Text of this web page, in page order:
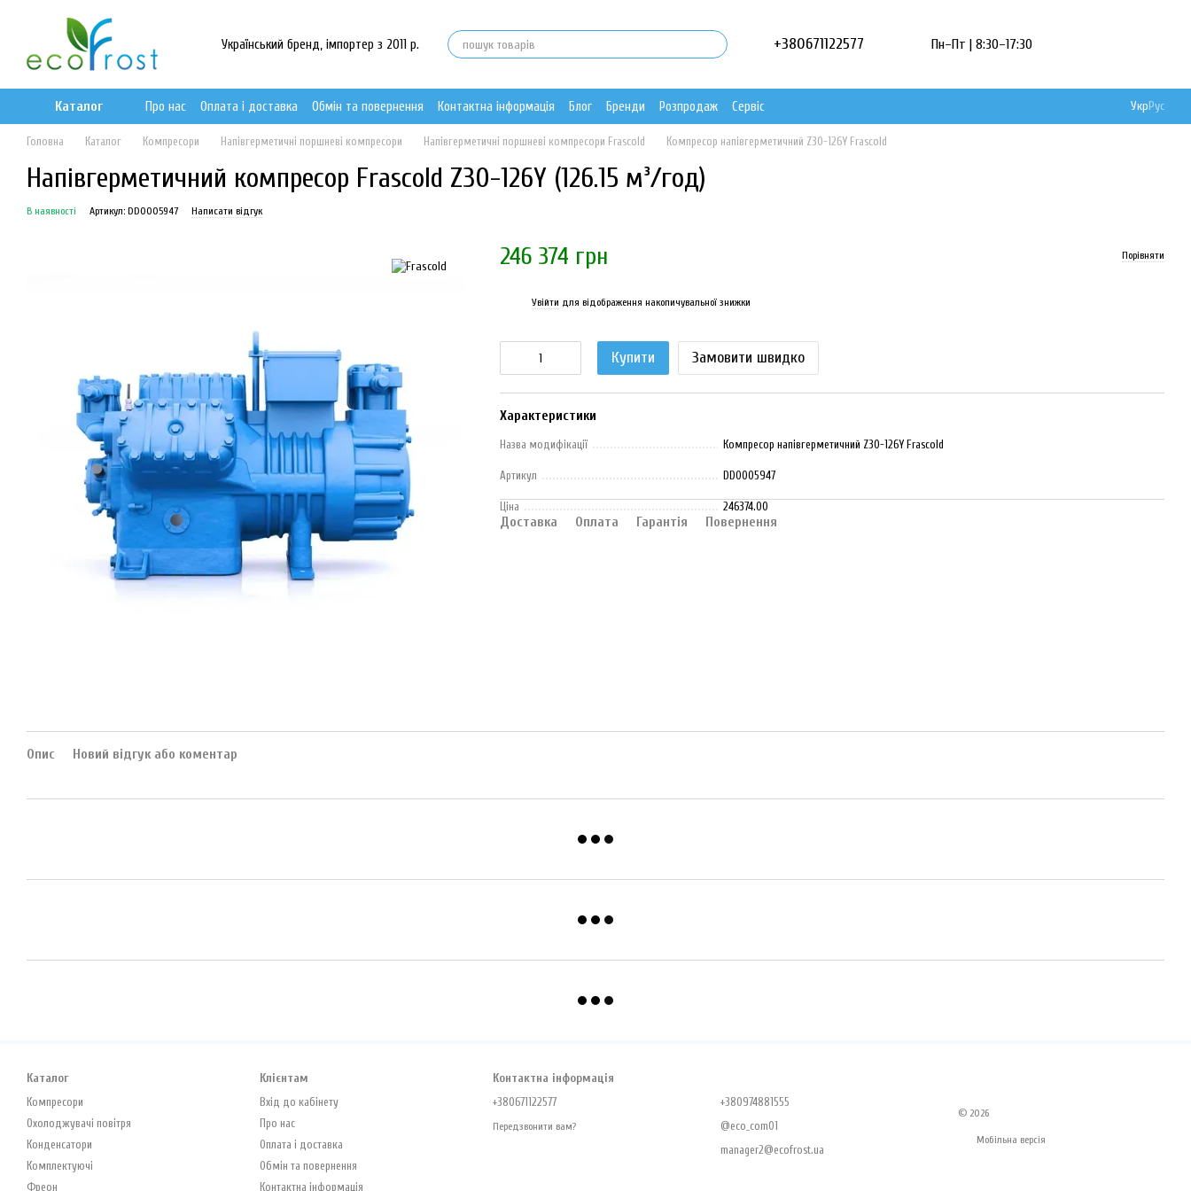
Український бренд, імпортер з 2011 р. +380671122577 Пн–Пт | 8:30–17:30
Каталог Про нас Оплата і доставка Обмін та повернення Контактна інформація Блог Бренди Розпродаж Сервіс УкрРус
Головна Каталог Компресори Напівгерметичні поршневі компресори Напівгерметичні поршневі компресори Frascold Компресор напівгерметичний Z30-126Y Frascold
Напівгерметичний компресор Frascold Z30-126Y (126.15 м³/год)
В наявності Артикул: DD0005947 Написати відгук
246 374 грн Порівняти
Увійти для відображення накопичувальної знижки
Купити Замовити швидко
Характеристики
Назва модифікації Компресор напівгерметичний Z30-126Y Frascold
Артикул DD0005947
Ціна 246374.00
Доставка Оплата Гарантія Повернення
Опис Новий відгук або коментар
Каталог
Компресори
Охолоджувачі повітря
Конденсатори
Комплектуючі
Фреон
Клієнтам
Вхід до кабінету
Про нас
Оплата і доставка
Обмін та повернення
Контактна інформація
Контактна інформація
+380671122577
Передзвонити вам?
+380974881555
@eco_com01
manager2@ecofrost.ua
© 2026
Мобільна версія